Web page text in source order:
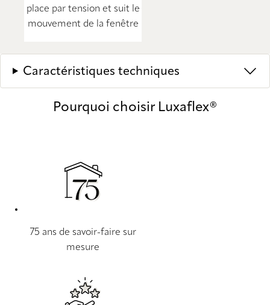
place par tension et suit le
mouvement de la fenêtre
Caractéristiques techniques
Pourquoi choisir Luxaflex®
75 ans de savoir-faire sur
mesure